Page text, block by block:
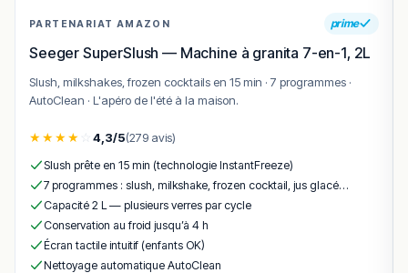
PARTENARIAT AMAZON prime
Seeger SuperSlush — Machine à granita 7-en-1, 2L
Slush, milkshakes, frozen cocktails en 15 min · 7 programmes ·
AutoClean · L'apéro de l'été à la maison.
★★★★ 4,3/5(279 avis)
Slush prête en 15 min (technologie InstantFreeze)
7 programmes : slush, milkshake, frozen cocktail, jus glacé…
Capacité 2 L — plusieurs verres par cycle
Conservation au froid jusqu’à 4 h
Écran tactile intuitif (enfants OK)
Nettoyage automatique AutoClean